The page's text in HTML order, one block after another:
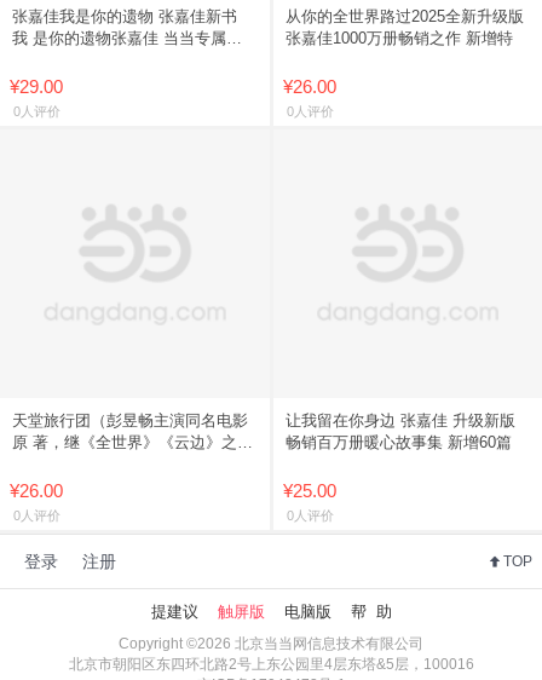
张嘉佳我是你的遗物 张嘉佳新书
我 是你的遗物张嘉佳 当当专属礼
¥29.00
0人评价
从你的全世界路过2025全新升级版
张嘉佳1000万册畅销之作 新增特
¥26.00
0人评价
天堂旅行团（彭昱畅主演同名电影
原 著，继《全世界》《云边》之
¥26.00
0人评价
让我留在你身边 张嘉佳 升级新版
畅销百万册暖心故事集 新增60篇
¥25.00
0人评价
登录 注册 TOP
提建议 触屏版 电脑版 帮 助
Copyright ©2026 北京当当网信息技术有限公司
北京市朝阳区东四环北路2号上东公园里4层东塔&5层，100016